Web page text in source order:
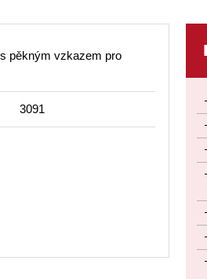
pěkným vzkazem pro
3091